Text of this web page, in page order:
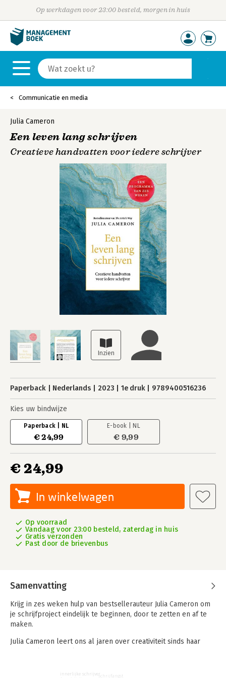
Op werkdagen voor 23:00 besteld, morgen in huis
Communicatie en media
Julia Cameron
Een leven lang schrijven
Creatieve handvatten voor iedere schrijver
Paperback Nederlands 2023 1e druk 9789400516236
Kies uw bindwijze
Paperback | NL
€ 24,99
E-book | NL
€ 9,99
€ 24,99
In winkelwagen
Op voorraad
Vandaag voor 23:00 besteld, zaterdag in huis
Gratis verzonden
Past door de brievenbus
Samenvatting
Krijg in zes weken hulp van bestsellerauteur Julia Cameron om
je schrijfproject eindelijk te beginnen, door te zetten en af te
maken.
Julia Cameron leert ons al jaren over creativiteit sinds haar
innerlijke schrijverschrijfangst